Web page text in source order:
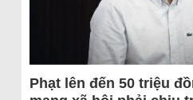
Phạt lên đến 50 triệu